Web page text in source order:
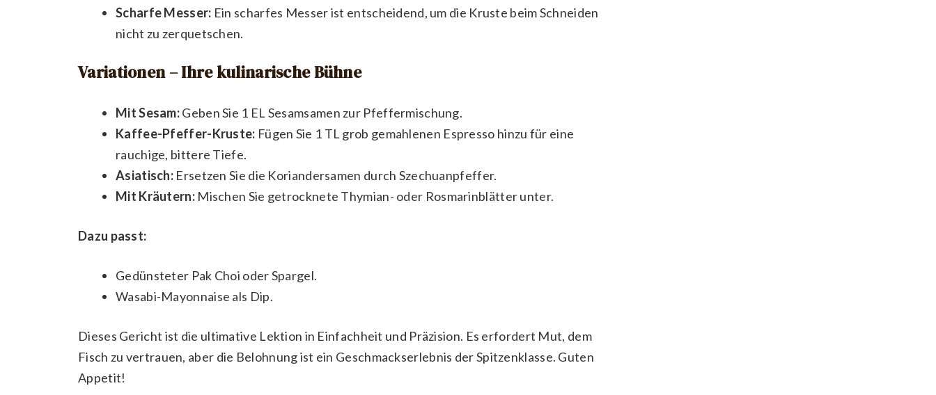
Scharfe Messer: Ein scharfes Messer ist entscheidend, um die Kruste beim Schneiden
nicht zu zerquetschen.
Variationen – Ihre kulinarische Bühne
Mit Sesam:Geben Sie 1 EL Sesamsamen zur Pfeffermischung.
Kaffee-Pfeffer-Kruste: Fügen Sie 1 TL grob gemahlenen Espresso hinzu für eine
rauchige, bittere Tiefe.
Asiatisch: Ersetzen Sie die Koriandersamen durch Szechuanpfeffer.
Mit Kräutern:Mischen Sie getrocknete Thymian- oder Rosmarinblätter unter.
Dazu passt:
Gedünsteter Pak Choi oder Spargel.
Wasabi-Mayonnaise als Dip.
Dieses Gericht ist die ultimative Lektion in Einfachheit und Präzision. Es erfordert Mut, dem
Fisch zu vertrauen, aber die Belohnung ist ein Geschmackserlebnis der Spitzenklasse. Guten
Appetit!